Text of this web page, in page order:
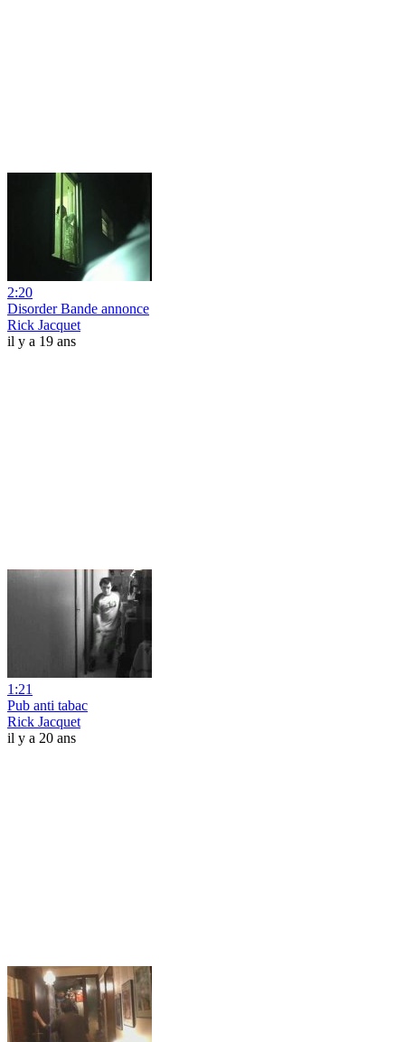
2:20
Disorder Bande annonce
Rick Jacquet
il y a 19 ans
1:21
Pub anti tabac
Rick Jacquet
il y a 20 ans